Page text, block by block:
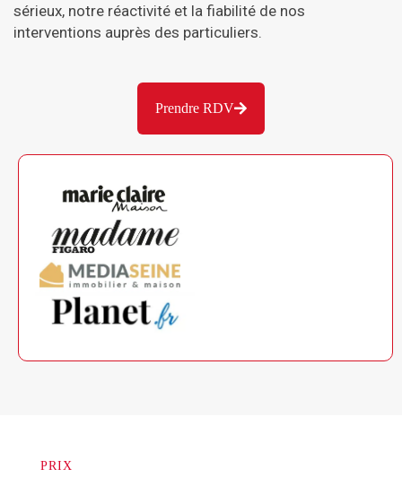
sérieux, notre réactivité et la fiabilité de nos
interventions auprès des particuliers.
Prendre RDV
PRIX